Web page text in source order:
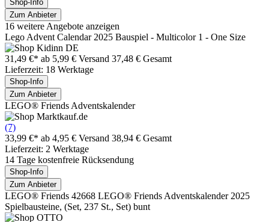
Shop-Info
Zum Anbieter
16 weitere Angebote anzeigen
Lego Advent Calendar 2025 Bauspiel - Multicolor 1 - One Size
31,49 €* ab 5,99 € Versand 37,48 € Gesamt
Lieferzeit: 18 Werktage
Shop-Info
Zum Anbieter
LEGO® Friends Adventskalender
(7)
33,99 €* ab 4,95 € Versand 38,94 € Gesamt
Lieferzeit: 2 Werktage
14 Tage kostenfreie Rücksendung
Shop-Info
Zum Anbieter
LEGO® Friends 42668 LEGO® Friends Adventskalender 2025
Spielbausteine, (Set, 237 St., Set) bunt